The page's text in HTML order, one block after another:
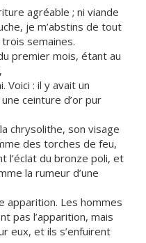
agréable ; ni viande
je m’abstins de tout
semaines.
premier mois, étant au
Voici : il y avait un
ceinture d’or pur
chrysolithe, son visage
des torches de feu,
l’éclat du bronze poli, et
la rumeur d’une
apparition. Les hommes
pas l’apparition, mais
eux, et ils s’enfuirent